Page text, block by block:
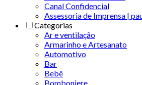
Canal Confidencial
Assessoria de Imprensa |
Categorias
Ar e ventilação
Armarinho e Artesanato
Automotivo
Bar
Bebê
Bomboniere